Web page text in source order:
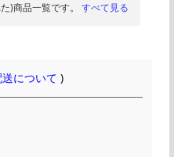
)商品一覧です。 すべて見る
について )